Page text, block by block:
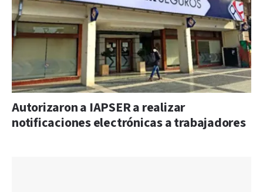
Autorizaron a IAPSER a realizar
notificaciones electrónicas a trabajadores